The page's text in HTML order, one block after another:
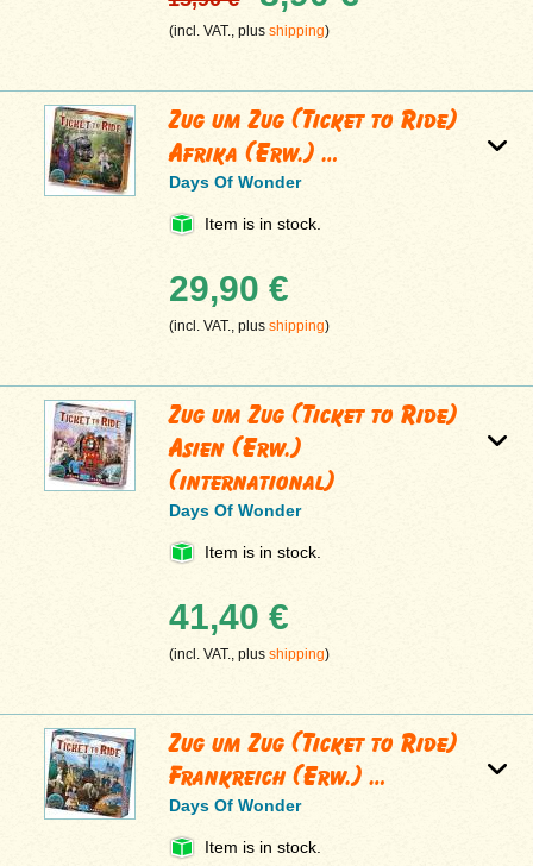
(incl. VAT., plusshipping)
Zug um Zug (Ticket to Ride)
Afrika (Erw.) …
Days Of Wonder
Item is in stock.
29,90 €
(incl. VAT., plusshipping)
Zug um Zug (Ticket to Ride)
Asien (Erw.)
(international)
Days Of Wonder
Item is in stock.
41,40 €
(incl. VAT., plusshipping)
Zug um Zug (Ticket to Ride)
Frankreich (Erw.) …
Days Of Wonder
Item is in stock.